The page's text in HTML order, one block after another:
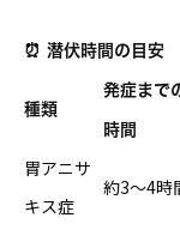
⏰ 潜伏時間の目安
種類
発症まで
時間
胃アニサ
キス症
約3〜4時